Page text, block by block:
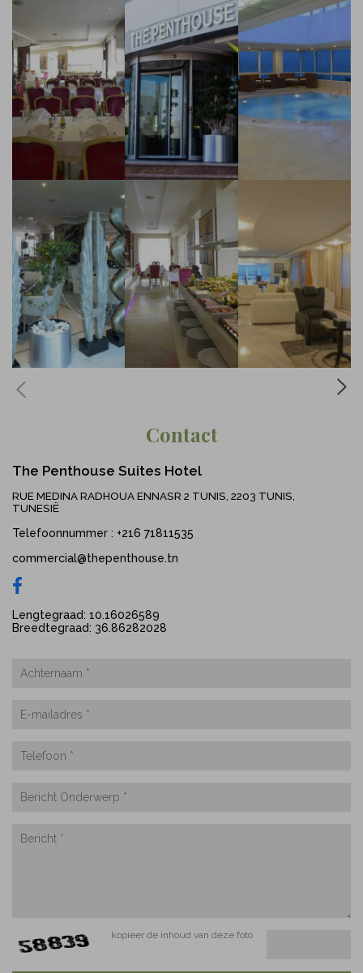
Contact
The Penthouse Suites Hotel
RUE MEDINA RADHOUA ENNASR 2 TUNIS, 2203 TUNIS,
TUNESIË
Telefoonnummer : +216 71811535
commercial@thepenthouse.tn
Lengtegraad: 10.16026589
Breedtegraad: 36.86282028
kopieer de inhoud van deze foto